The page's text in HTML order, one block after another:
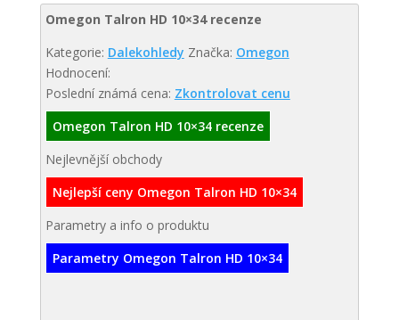
Omegon Talron HD 10×34 recenze
Kategorie: Dalekohledy Značka: Omegon
Hodnocení:
Poslední známá cena: Zkontrolovat cenu
Omegon Talron HD 10×34 recenze
Nejlevnější obchody
Nejlepší ceny Omegon Talron HD 10×34
Parametry a info o produktu
Parametry Omegon Talron HD 10×34